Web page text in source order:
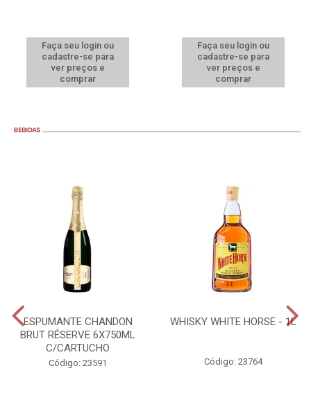
Faça seu login ou
cadastre-se para
ver preços e
comprar
Faça seu login ou
cadastre-se para
ver preços e
comprar
ESPUMANTE CHANDON
BRUT RÉSERVE 6X750ML
C/CARTUCHO
Código: 23591
WHISKY WHITE HORSE - 1L
Código: 23764